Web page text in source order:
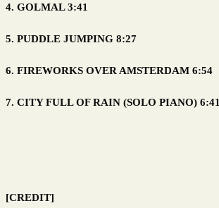
4. GOLMAL 3:41
5. PUDDLE JUMPING 8:27
6. FIREWORKS OVER AMSTERDAM 6:54
7. CITY FULL OF RAIN (SOLO PIANO) 6:41
[CREDIT]